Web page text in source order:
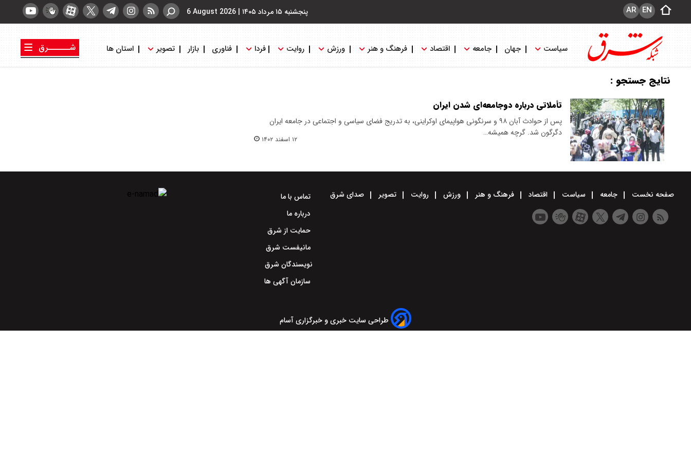
پنجشنبه ۱۵ مرداد ۱۴۰۵ |
6 August 2026 EN
AR
سیاست جهان جامعه اقتصاد فرهنگ و هنر ورزش روایت فردا فناوری بازار تصویر استان ها
شــــــرق
نتایج جستجو :
تأملاتی درباره دوجامعه‌ای‌ شدن ایران
پس از حوادث آبان ۹۸ و سرنگونی هواپیمای اوکراینی، به تدریج فضای سیاسی و اجتماعی در جامعه ایران
دگرگون شد. گرچه همیشه…
۱۲ اسفند ۱۴۰۲
صفحه نخست جامعه سیاست اقتصاد فرهنگ و هنر ورزش روایت تصویر صدای شرق
تماس با ما
درباره ما
حمایت از شرق
مانیفست شرق
نویسندگان شرق
سازمان آگهی ها
طراحی سایت خبری و خبرگزاری آسام